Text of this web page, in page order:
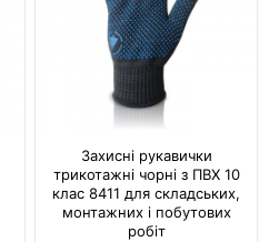
Захисні рукавички
трикотажні чорні з ПВХ 10
клас 8411 для складських,
монтажних і побутових
робіт